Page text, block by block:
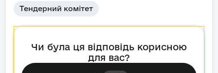
Тендерний комітет
Чи була ця відповідь корисною
для вас?